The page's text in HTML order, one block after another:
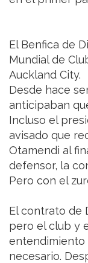
El Benfica de
Mundial de
Auckland City.
Desde hace
anticipaban
Incluso el
avisado que
Otamendi al
defensor, la
Pero con el
El contrato de
pero el club y
entendimiento
necesario.